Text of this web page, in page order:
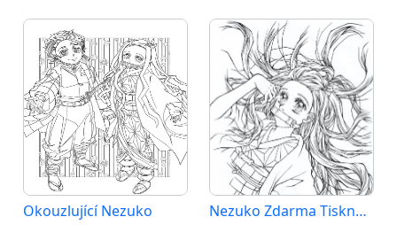
Okouzlující Nezuko Nezuko Zdarma Tisknutelná